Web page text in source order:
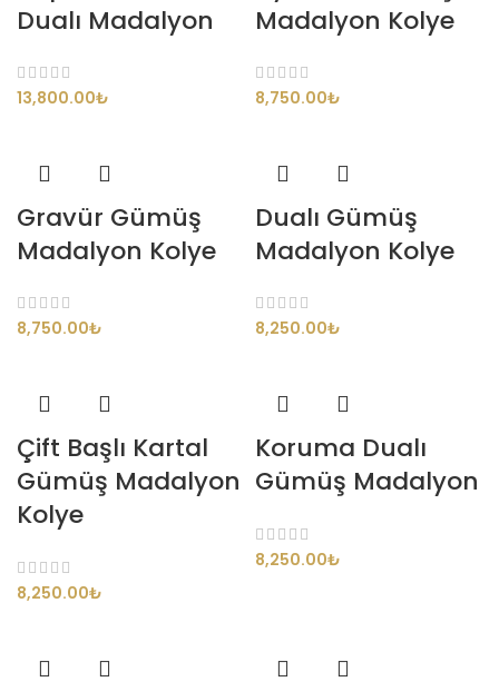
Dualı Madalyon
13,800.00₺
Madalyon Kolye
8,750.00₺
Gravür Gümüş
Madalyon Kolye
8,750.00₺
Dualı Gümüş
Madalyon Kolye
8,250.00₺
Çift Başlı Kartal
Gümüş Madalyon
Kolye
8,250.00₺
Koruma Dualı
Gümüş Madalyon
8,250.00₺